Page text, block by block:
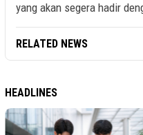
yang akan segera hadir
RELATED NEWS
HEADLINES